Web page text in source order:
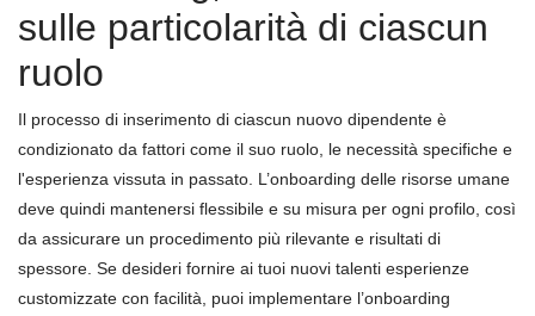
sulle particolarità di ciascun
ruolo
Il processo di inserimento di ciascun nuovo dipendente è
condizionato da fattori come il suo ruolo, le necessità specifiche e
l'esperienza vissuta in passato. L’onboarding delle risorse umane
deve quindi mantenersi flessibile e su misura per ogni profilo, così
da assicurare un procedimento più rilevante e risultati di
spessore. Se desideri fornire ai tuoi nuovi talenti esperienze
customizzate con facilità, puoi implementare l’onboarding